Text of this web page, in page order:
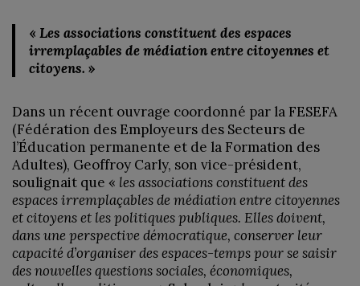
« Les associations constituent des espaces
irremplaçables de médiation entre citoyennes et
citoyens. »
Dans un récent ouvrage coordonné par la FESEFA
(Fédération des Employeurs des Secteurs de
l’Éducation permanente et de la Formation des
Adultes), Geoffroy Carly, son vice-président,
soulignait que « les associations constituent des
espaces irremplaçables de médiation entre citoyennes
et citoyens et les politiques publiques. Elles doivent,
dans une perspective démocratique, conserver leur
capacité d’organiser des espaces-temps pour se saisir
des nouvelles questions sociales, économiques,